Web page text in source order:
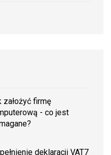
założyć firmę
- co jest
deklaracji VAT7